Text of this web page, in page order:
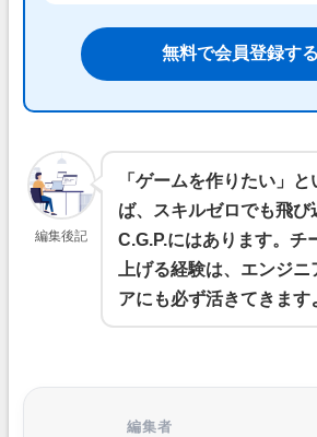
無料で会員登録する
編集後記
「ゲームを作りたい」
ば、スキルゼロでも飛び
C.G.P.にはあります。チ
上げる経験は、エンジ
アにも必ず活きてきます
編集者